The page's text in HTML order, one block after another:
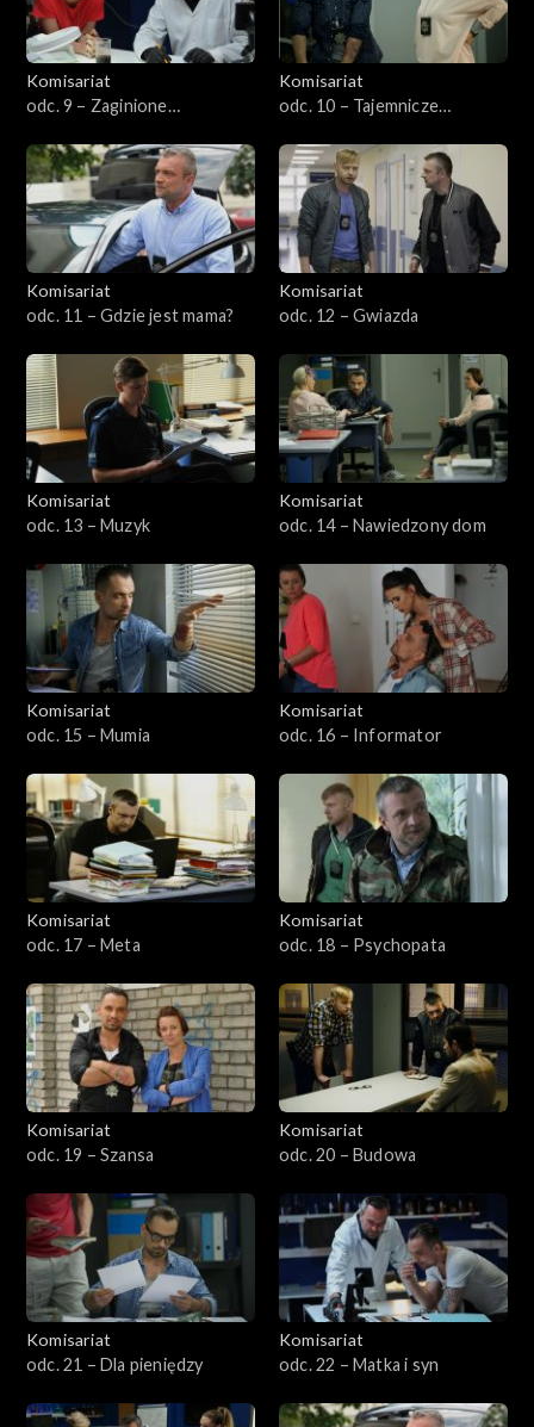
Komisariat
odc. 9 – Zaginione
Komisariat
odc. 10 – Tajemnicze
Komisariat
odc. 11 – Gdzie jest mama?
Komisariat
odc. 12 – Gwiazda
Komisariat
odc. 13 – Muzyk
Komisariat
odc. 14 – Nawiedzony dom
Komisariat
odc. 15 – Mumia
Komisariat
odc. 16 – Informator
Komisariat
odc. 17 – Meta
Komisariat
odc. 18 – Psychopata
Komisariat
odc. 19 – Szansa
Komisariat
odc. 20 – Budowa
Komisariat
odc. 21 – Dla pieniędzy
Komisariat
odc. 22 – Matka i syn